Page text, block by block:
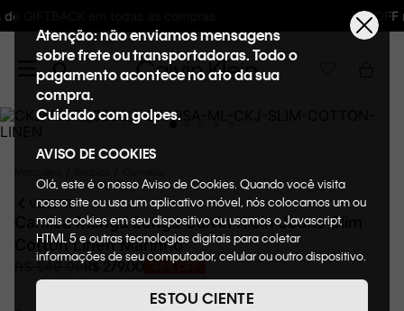
10%OFF na primeira compra : WELCOMECK
Atenção: não enviamos mensagens
sobre frete ou transportadoras. Todo o
pagamento acontece no ato da sua
compra.
Cuidado com golpes.
AVISO DE COOKIES
Olá, este é o nosso Aviso de Cookies. Quando você visita
nosso site ou usa um aplicativo móvel, nós colocamos um ou
mais cookies em seu dispositivo ou usamos o Javascript,
HTML 5 e outras tecnologias digitais para coletar
informações de seu computador, celular ou outro dispositivo.
de cookies, informaremos quais cookies usaremos e quais
ESTOU CIENTE
VOLTAR
Camisa Manga Longa Calvin Klein Jeans Slim
Cotton Linen Marinho
549,00R$ 279 ,00 49%